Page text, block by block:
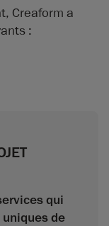
Creaform a
:
qui
de